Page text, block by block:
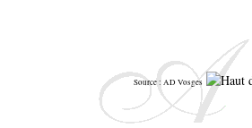
Source : AD Vosges